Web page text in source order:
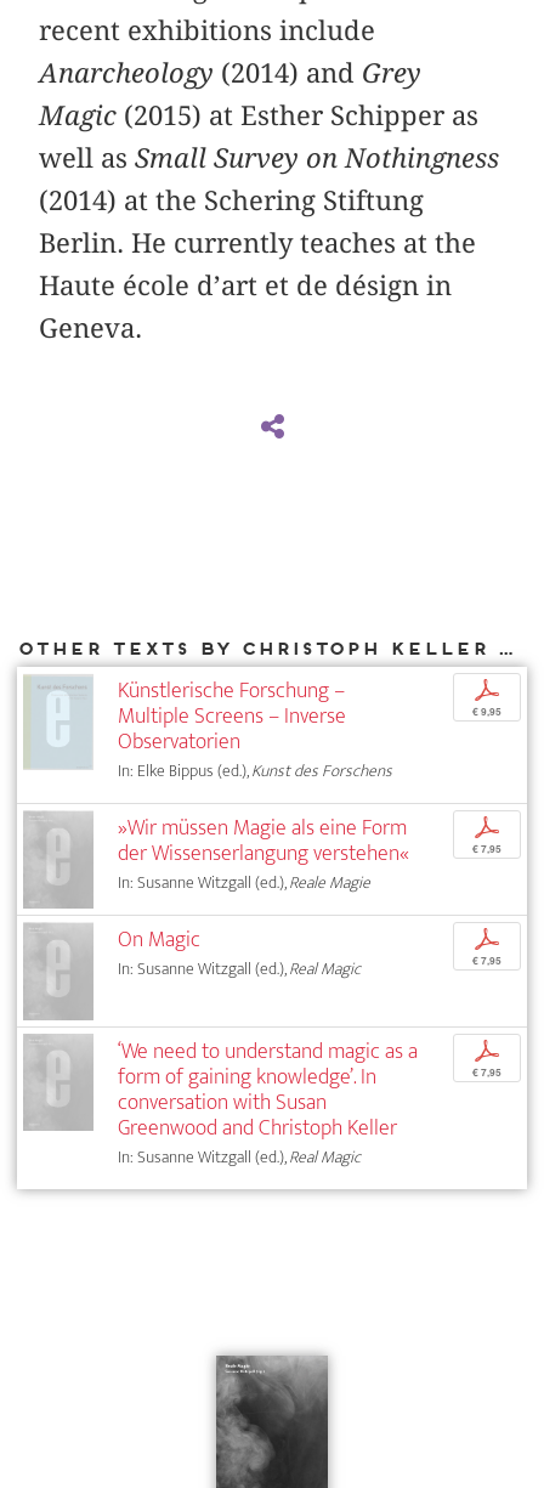
recent exhibitions include
Anarcheology (2014) and Grey
Magic (2015) at Esther Schipper as
well asSmall Survey on Nothingness
(2014) at the Schering Stiftung
Berlin. He currently teaches at the
Haute école d’art et de désign in
Geneva.
Other texts by Christoph Keller for DIAPHANES
Künstlerische Forschung –
Multiple Screens – Inverse
Observatorien
In: Elke Bippus (ed.),Kunst des Forschens
p
€ 9,95
»Wir müssen Magie als eine Form
der Wissenserlangung verstehen«
In: Susanne Witzgall (ed.),Reale Magie
p
€ 7,95
On Magic
In: Susanne Witzgall (ed.),Real Magic
p
€ 7,95
‘We need to understand magic as a
form of gaining knowledge’. In
conversation with Susan
Greenwood and Christoph Keller
In: Susanne Witzgall (ed.),Real Magic
p
€ 7,95